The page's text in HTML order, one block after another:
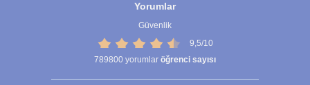
Yorumlar
Güvenlik
9,5/10
789800 yorumlar öğrenci sayısı